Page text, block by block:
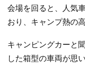
会場を回ると、人気
おり、キャンプ熱の
キャンピングカーと
した箱型の車両が思